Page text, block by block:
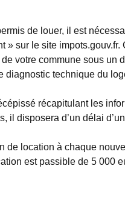
de louer, il est
sur le site
votre commune sous un
diagnostic technique du
récapitulant les
il disposera d’un délai
location à chaque
est passible de 5 000